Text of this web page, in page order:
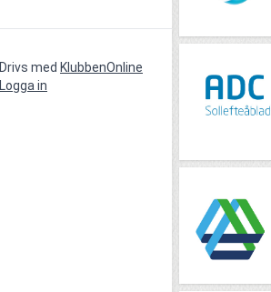
Drivs med KlubbenOnline
Logga in